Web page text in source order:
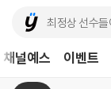
채널예스 이벤트